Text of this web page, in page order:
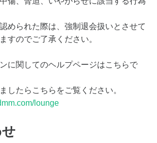
められた際は、強制退会扱いとさせて
すのでご了承ください。
に関してのヘルプページはこちらで
したらこちらをご覧ください。
lounge